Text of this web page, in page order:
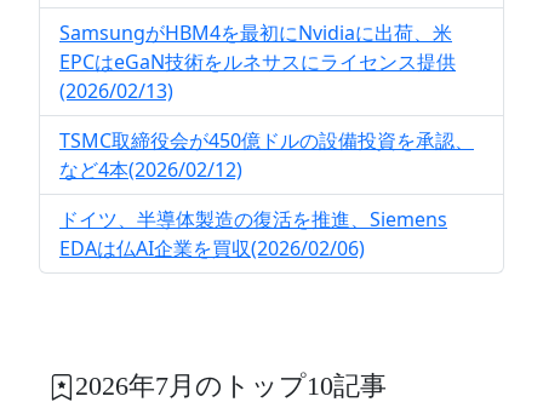
SamsungがHBM4を最初にNvidiaに出荷、米
EPCはeGaN技術をルネサスにライセンス提供
(2026/02/13)
TSMC取締役会が450億ドルの設備投資を承認、
など4本(2026/02/12)
ドイツ、半導体製造の復活を推進、Siemens
EDAは仏AI企業を買収(2026/02/06)
2026年7月のトップ10記事